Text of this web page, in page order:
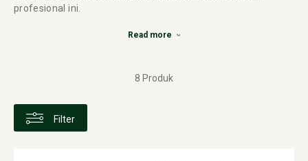
profesional ini.
Read more
Filter
8 Produk